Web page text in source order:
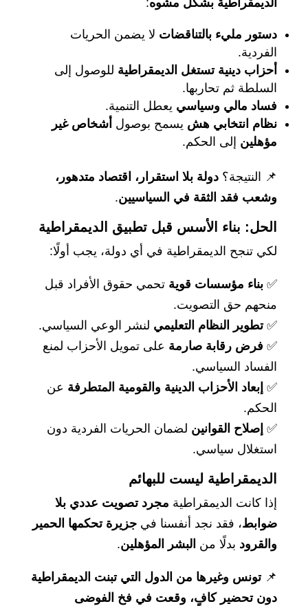
الديمقراطية بشكل مشوه:
دستور مليء بالتناقضات لا يضمن الحريات
الفردية.
أحزاب دينية تستغل الديمقراطية للوصول إلى
السلطة ثم تحاربها.
فساد مالي وسياسي يعطل التنمية.
نظام انتخابي هش يسمح بوصول أشخاص غير
مؤهلين إلى الحكم.
📌 النتيجة؟ دولة بلا استقرار، اقتصاد متدهور،
وشعب فقد الثقة في السياسيين.
الحل: بناء الأسس قبل تطبيق الديمقراطية
لكي تنجح الديمقراطية في أي دولة، يجب أولًا:
✅ بناء مؤسسات قوية تحمي حقوق الأفراد قبل
منحهم حق التصويت.
✅تطوير النظام التعليمي لنشر الوعي السياسي.
✅ فرض رقابة صارمة على تمويل الأحزاب لمنع
الفساد السياسي.
✅ إبعاد الأحزاب الدينية والقومية المتطرفة عن
الحكم.
✅ إصلاح القوانين لضمان الحريات الفردية دون
استغلال سياسي.
الديمقراطية ليست للبهائم
إذا كانت الديمقراطية مجرد تصويت عددي بلا
ضوابط، فقد نجد أنفسنا في جزيرة تحكمها الحمير
والقرود بدلًا من البشر المؤهلين.
📌تونس وغيرها من الدول التي تبنت الديمقراطية
دون تحضير كافٍ، وقعت في فخ الفوضى